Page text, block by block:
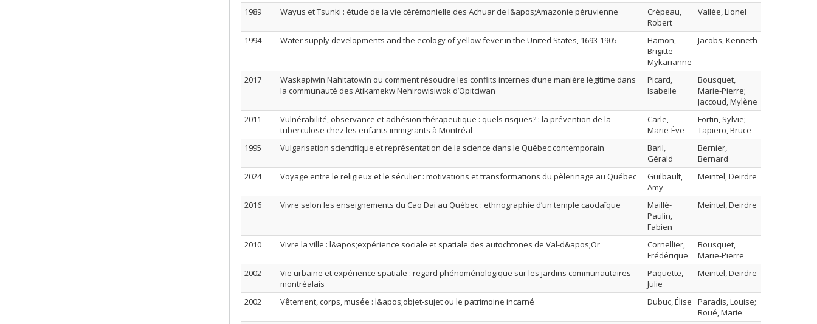
1989 Wayus et Tsunki : étude de la vie cérémonielle des Achuar de l&apos;Amazonie péruvienne
Crépeau,
Robert
Vallée, Lionel
1994 Water supply developments and the ecology of yellow fever in the United States, 1693-1905
Hamon,
Brigitte
Mykarianne
Jacobs, Kenneth
2017
Waskapiwin Nahitatowin ou comment résoudre les conflits internes d’une manière légitime dans
la communauté des Atikamekw Nehirowisiwok d’Opitciwan
Picard,
Isabelle
Bousquet,
Marie-Pierre;
Jaccoud, Mylène
2011
Vulnérabilité, observance et adhésion thérapeutique : quels risques? : la prévention de la
tuberculose chez les enfants immigrants à Montréal
Carle,
Marie-Ève
Fortin, Sylvie;
Tapiero, Bruce
1995
Vulgarisation scientifique et représentation de la science dans le Québec contemporain
Baril,
Gérald
Bernier,
Bernard
2024
Voyage entre le religieux et le séculier : motivations et transformations du pèlerinage au Québec
Guilbault,
Amy
Meintel, Deirdre
2016 Vivre selon les enseignements du Cao Dai au Québec : ethnographie d’un temple caodaïque
Maillé-
Paulin,
Fabien
Meintel, Deirdre
2010 Vivre la ville : l&apos;expérience sociale et spatiale des autochtones de Val-d&apos;Or
Cornellier,
Frédérique
Bousquet,
Marie-Pierre
2002
Vie urbaine et expérience spatiale : regard phénoménologique sur les jardins communautaires
montréalais
Paquette,
Julie
Meintel, Deirdre
2002 Vêtement, corps, musée : l&apos;objet-sujet ou le patrimoine incarné Dubuc, Élise
Paradis, Louise;
Roué, Marie